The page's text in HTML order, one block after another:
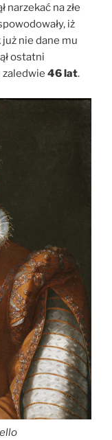
narzekać na złe
iż
już nie dane mu
ostatni
zaledwie 46 lat.